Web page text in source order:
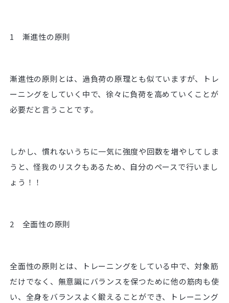
1 漸進性の原則
漸進性の原則とは、過負荷の原理とも似ていますが、トレ
ーニングをしていく中で、徐々に負荷を高めていくことが
必要だと言うことです。
しかし、慣れないうちに一気に強度や回数を増やしてしま
うと、怪我のリスクもあるため、自分のペースで行いまし
ょう！！
2 全面性の原則
全面性の原則とは、トレーニングをしている中で、対象筋
だけでなく、無意識にバランスを保つために他の筋肉も使
い、全身をバランスよく鍛えることができ、トレーニング